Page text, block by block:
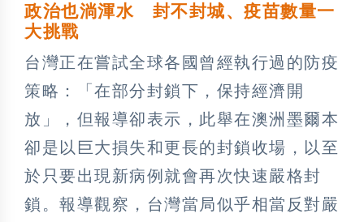
政治也淌渾水 封不封城、疫苗數量一
大挑戰
台灣正在嘗試全球各國曾經執行過的防疫
策略：「在部分封鎖下，保持經濟開
放」，但報導卻表示，此舉在澳洲墨爾本
卻是以巨大損失和更長的封鎖收場，以至
於只要出現新病例就會再次快速嚴格封
鎖。報導觀察，台灣當局似乎相當反對嚴